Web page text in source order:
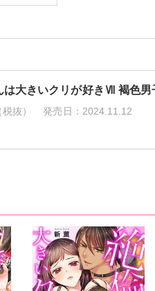
は大きいクリが好きⅦ 褐色男
抜） 発売日： 2024.11.12